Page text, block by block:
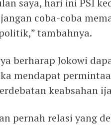
saya, hari ini PSI
coba-coba
tambahnya.
berharap Jokowi
mendapat
keabsahan
pernah relasi yang